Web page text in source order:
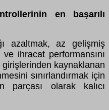
en başarılı
azaltmak, az gelişmiş
ihracat performansını
kaynaklanan
sınırlandırmak için
olarak kalıcı